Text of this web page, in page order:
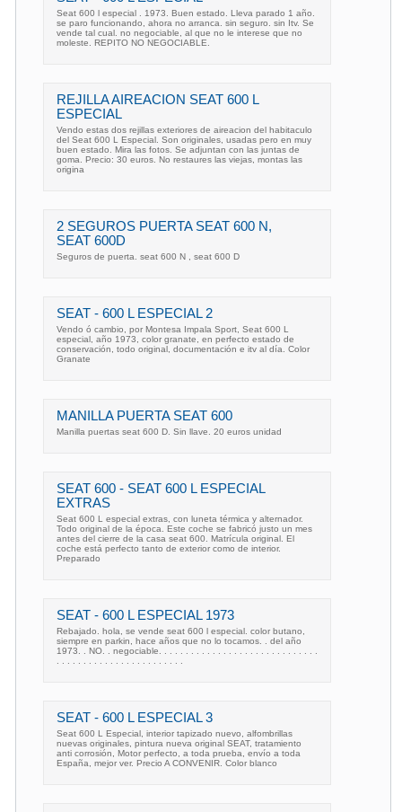
Seat 600 l especial . 1973. Buen estado. Lleva parado 1 año.
se paro funcionando, ahora no arranca. sin seguro. sin Itv. Se
vende tal cual. no negociable, al que no le interese que no
moleste. REPITO NO NEGOCIABLE.
REJILLA AIREACION SEAT 600 L
ESPECIAL
Vendo estas dos rejillas exteriores de aireacion del habitaculo
del Seat 600 L Especial. Son originales, usadas pero en muy
buen estado. Mira las fotos. Se adjuntan con las juntas de
goma. Precio: 30 euros. No restaures las viejas, montas las
origina
2 SEGUROS PUERTA SEAT 600 N,
SEAT 600D
Seguros de puerta. seat 600 N , seat 600 D
SEAT - 600 L ESPECIAL 2
Vendo ó cambio, por Montesa Impala Sport, Seat 600 L
especial, año 1973, color granate, en perfecto estado de
conservación, todo original, documentación e itv al día. Color
Granate
MANILLA PUERTA SEAT 600
Manilla puertas seat 600 D. Sin llave. 20 euros unidad
SEAT 600 - SEAT 600 L ESPECIAL
EXTRAS
Seat 600 L especial extras, con luneta térmica y alternador.
Todo original de la época. Este coche se fabricó justo un mes
antes del cierre de la casa seat 600. Matrícula original. El
coche está perfecto tanto de exterior como de interior.
Preparado
SEAT - 600 L ESPECIAL 1973
Rebajado. hola, se vende seat 600 l especial. color butano,
siempre en parkin, hace años que no lo tocamos. . del año
1973. . NO. . negociable. . . . . . . . . . . . . . . . . . . . . . . . . . . . . .
. . . . . . . . . . . . . . . . . . . . . . . .
SEAT - 600 L ESPECIAL 3
Seat 600 L Especial, interior tapizado nuevo, alfombrillas
nuevas originales, pintura nueva original SEAT, tratamiento
anti corrosión, Motor perfecto, a toda prueba, envío a toda
España, mejor ver. Precio A CONVENIR. Color blanco